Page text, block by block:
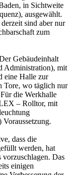
in Sichtweite
ausgewählt.
sind aber nur
zum
Gebäudeinhalt
Administration), mit
eine Halle zur
Tore, wo täglich nur
die Werkhalle
– Rolltor, mit
dass die
werden, hat
vorzuschlagen. Das
einigen